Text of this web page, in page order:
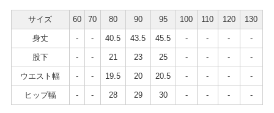
サイズ 60 70 80 90 95 100 110 120 130
身丈 - - 40.5 43.5 45.5 - - - -
股下 - - 21 23 25 - - - -
ウエスト幅 - - 19.5 20 20.5 - - - -
ヒップ幅 - - 28 29 30 - - - -